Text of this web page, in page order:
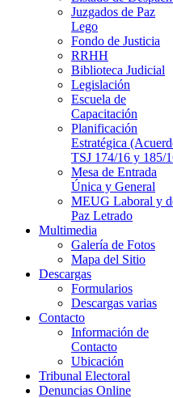
Juzgados de Paz
Lego
Fondo de Justicia
RRHH
Biblioteca Judicial
Legislación
Escuela de
Capacitación
Planificación
Estratégica
TSJ 174/16 y 185/
Mesa de Entrada
Única y General
MEUG Laboral y
Paz Letrado
Multimedia
Galería de Fotos
Mapa del Sitio
Descargas
Formularios
Descargas varias
Contacto
Información de
Contacto
Ubicación
Tribunal Electoral
Denuncias Online